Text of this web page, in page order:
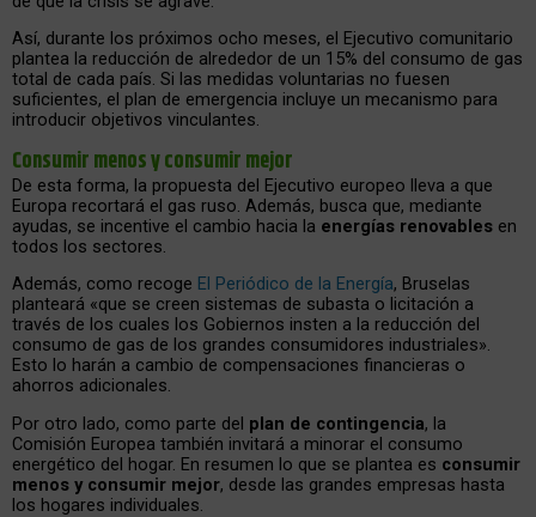
Así, durante los próximos ocho meses, el Ejecutivo comunitario
plantea la reducción de alrededor de un 15% del consumo de gas
total de cada país. Si las medidas voluntarias no fuesen
suficientes, el plan de emergencia incluye un mecanismo para
introducir objetivos vinculantes.
Consumir menos y consumir mejor
De esta forma, la propuesta del Ejecutivo europeo lleva a que
Europa recortará el gas ruso. Además, busca que, mediante
ayudas, se incentive el cambio hacia la energías renovables en
todos los sectores.
Además, como recoge El Periódico de la Energía, Bruselas
planteará «que se creen sistemas de subasta o licitación a
través de los cuales los Gobiernos insten a la reducción del
consumo de gas de los grandes consumidores industriales».
Esto lo harán a cambio de compensaciones financieras o
ahorros adicionales.
Por otro lado, como parte del plan de contingencia, la
Comisión Europea también invitará a minorar el consumo
energético del hogar. En resumen lo que se plantea es consumir
menos y consumir mejor, desde las grandes empresas hasta
los hogares individuales.